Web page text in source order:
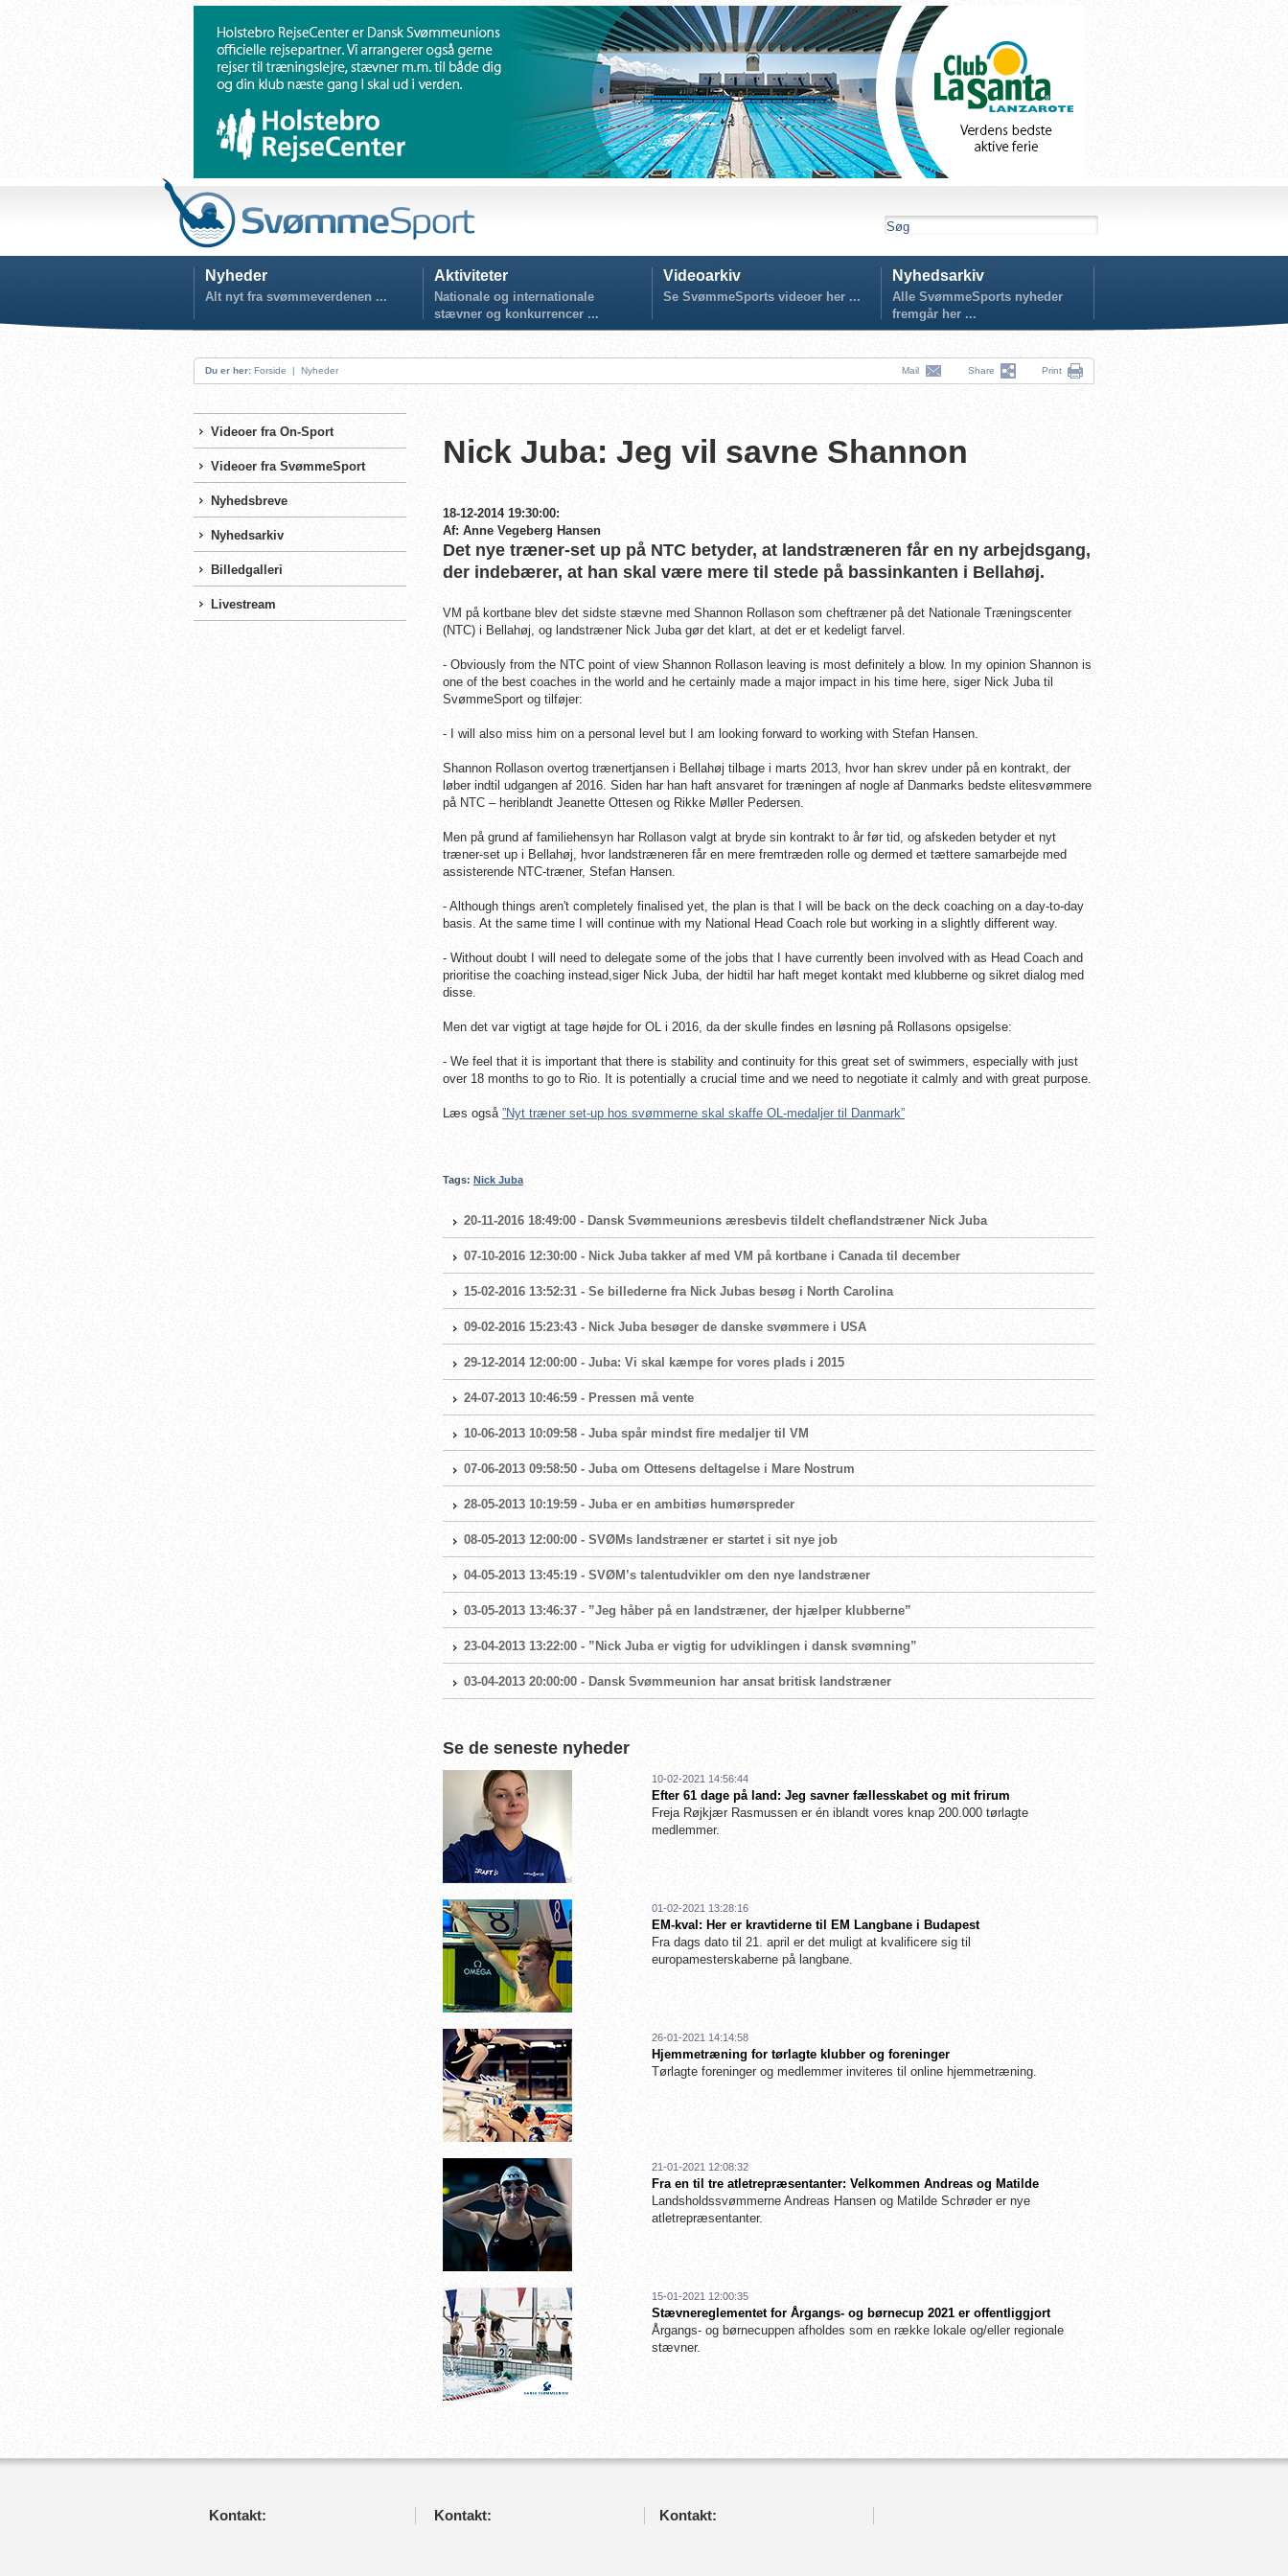
Nyheder
Alt nyt fra svømmeverdenen ...
Aktiviteter
Nationale og internationale
stævner og konkurrencer ...
Videoarkiv
Se SvømmeSports videoer her ...
Nyhedsarkiv
Alle SvømmeSports nyheder
fremgår her ...
Du er her: Forside | Nyheder Mail Share Print
Videoer fra On-Sport
Videoer fra SvømmeSport
Nyhedsbreve
Nyhedsarkiv
Billedgalleri
Livestream
Nick Juba: Jeg vil savne Shannon
18-12-2014 19:30:00:
Af: Anne Vegeberg Hansen
Det nye træner-set up på NTC betyder, at landstræneren får en ny arbejdsgang,
der indebærer, at han skal være mere til stede på bassinkanten i Bellahøj.
VM på kortbane blev det sidste stævne med Shannon Rollason som cheftræner på det Nationale Træningscenter
(NTC) i Bellahøj, og landstræner Nick Juba gør det klart, at det er et kedeligt farvel.
- Obviously from the NTC point of view Shannon Rollason leaving is most definitely a blow. In my opinion Shannon is
one of the best coaches in the world and he certainly made a major impact in his time here, siger Nick Juba til
SvømmeSport og tilføjer:
- I will also miss him on a personal level but I am looking forward to working with Stefan Hansen.
Shannon Rollason overtog trænertjansen i Bellahøj tilbage i marts 2013, hvor han skrev under på en kontrakt, der
løber indtil udgangen af 2016. Siden har han haft ansvaret for træningen af nogle af Danmarks bedste elitesvømmere
på NTC – heriblandt Jeanette Ottesen og Rikke Møller Pedersen.
Men på grund af familiehensyn har Rollason valgt at bryde sin kontrakt to år før tid, og afskeden betyder et nyt
træner-set up i Bellahøj, hvor landstræneren får en mere fremtræden rolle og dermed et tættere samarbejde med
assisterende NTC-træner, Stefan Hansen.
- Although things aren't completely finalised yet, the plan is that I will be back on the deck coaching on a day-to-day
basis. At the same time I will continue with my National Head Coach role but working in a slightly different way.
- Without doubt I will need to delegate some of the jobs that I have currently been involved with as Head Coach and
prioritise the coaching instead,siger Nick Juba, der hidtil har haft meget kontakt med klubberne og sikret dialog med
disse.
Men det var vigtigt at tage højde for OL i 2016, da der skulle findes en løsning på Rollasons opsigelse:
- We feel that it is important that there is stability and continuity for this great set of swimmers, especially with just
over 18 months to go to Rio. It is potentially a crucial time and we need to negotiate it calmly and with great purpose.
Læs også ”Nyt træner set-up hos svømmerne skal skaffe OL-medaljer til Danmark”
Tags: Nick Juba
20-11-2016 18:49:00 - Dansk Svømmeunions æresbevis tildelt cheflandstræner Nick Juba
07-10-2016 12:30:00 - Nick Juba takker af med VM på kortbane i Canada til december
15-02-2016 13:52:31 - Se billederne fra Nick Jubas besøg i North Carolina
09-02-2016 15:23:43 - Nick Juba besøger de danske svømmere i USA
29-12-2014 12:00:00 - Juba: Vi skal kæmpe for vores plads i 2015
24-07-2013 10:46:59 - Pressen må vente
10-06-2013 10:09:58 - Juba spår mindst fire medaljer til VM
07-06-2013 09:58:50 - Juba om Ottesens deltagelse i Mare Nostrum
28-05-2013 10:19:59 - Juba er en ambitiøs humørspreder
08-05-2013 12:00:00 - SVØMs landstræner er startet i sit nye job
04-05-2013 13:45:19 - SVØM’s talentudvikler om den nye landstræner
03-05-2013 13:46:37 - ”Jeg håber på en landstræner, der hjælper klubberne”
23-04-2013 13:22:00 - ”Nick Juba er vigtig for udviklingen i dansk svømning”
03-04-2013 20:00:00 - Dansk Svømmeunion har ansat britisk landstræner
Se de seneste nyheder
10-02-2021 14:56:44
Efter 61 dage på land: Jeg savner fællesskabet og mit frirum
Freja Røjkjær Rasmussen er én iblandt vores knap 200.000 tørlagte
medlemmer.
01-02-2021 13:28:16
EM-kval: Her er kravtiderne til EM Langbane i Budapest
Fra dags dato til 21. april er det muligt at kvalificere sig til
europamesterskaberne på langbane.
26-01-2021 14:14:58
Hjemmetræning for tørlagte klubber og foreninger
Tørlagte foreninger og medlemmer inviteres til online hjemmetræning.
21-01-2021 12:08:32
Fra en til tre atletrepræsentanter: Velkommen Andreas og Matilde
Landsholdssvømmerne Andreas Hansen og Matilde Schrøder er nye
atletrepræsentanter.
15-01-2021 12:00:35
Stævnereglementet for Årgangs- og børnecup 2021 er offentliggjort
Årgangs- og børnecuppen afholdes som en række lokale og/eller regionale
stævner.
Kontakt: Kontakt: Kontakt: